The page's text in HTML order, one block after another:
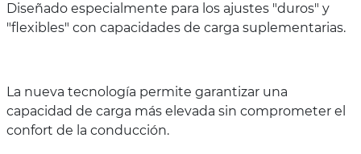
Diseñado especialmente para los ajustes "duros" y
"flexibles" con capacidades de carga suplementarias.
La nueva tecnología permite garantizar una
capacidad de carga más elevada sin comprometer el
confort de la conducción.